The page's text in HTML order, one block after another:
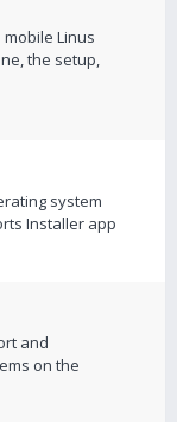
Linus
the setup,
system
Installer app
and
on the